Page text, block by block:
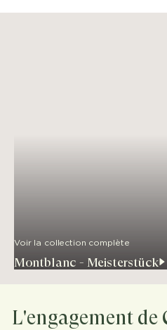
Voir la collection complète
Montblanc - Meisterstück
L'engagement de